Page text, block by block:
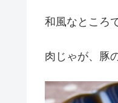
和風なところ
肉じゃが、豚